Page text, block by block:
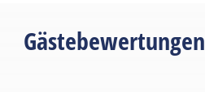
Gästebewertungen